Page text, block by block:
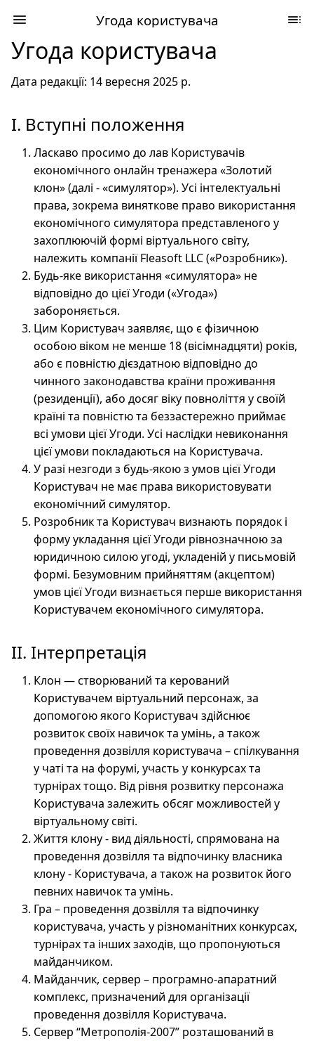
Угода користувача
Угода користувача
Дата редакції: 14 вересня 2025 р.
I. Вступні положення
Ласкаво просимо до лав Користувачів
економічного онлайн тренажера «Золотий
клон» (далі - «симулятор»). Усі інтелектуальні
права, зокрема виняткове право використання
економічного симулятора представленого у
захоплюючій формі віртуального світу,
належить компанії Fleasoft LLC («Розробник»).
Будь-яке використання «симулятора» не
відповідно до цієї Угоди («Угода»)
забороняється.
Цим Користувач заявляє, що є фізичною
особою віком не менше 18 (вісімнадцяти) років,
або є повністю дієздатною відповідно до
чинного законодавства країни проживання
(резиденції), або досяг віку повноліття у своїй
країні та повністю та беззастережно приймає
всі умови цієї Угоди. Усі наслідки невиконання
цієї умови покладаються на Користувача.
У разі незгоди з будь-якою з умов цієї Угоди
Користувач не має права використовувати
економічний симулятор.
Розробник та Користувач визнають порядок і
форму укладання цієї Угоди рівнозначною за
юридичною силою угоді, укладеній у письмовій
формі. Безумовним прийняттям (акцептом)
умов цієї Угоди визнається перше використання
Користувачем економічного симулятора.
ІІ. Інтерпретація
Клон — створюваний та керований
Користувачем віртуальний персонаж, за
допомогою якого Користувач здійснює
розвиток своїх навичок та умінь, а також
проведення дозвілля користувача – спілкування
у чаті та на форумі, участь у конкурсах та
турнірах тощо. Від рівня розвитку персонажа
Користувача залежить обсяг можливостей у
віртуальному світі.
Життя клону - вид діяльності, спрямована на
проведення дозвілля та відпочинку власника
клону - Користувача, а також на розвиток його
певних навичок та умінь.
Гра – проведення дозвілля та відпочинку
користувача, участь у різноманітних конкурсах,
турнірах та інших заходів, що пропонуються
майданчиком.
Майданчик, сервер – програмно-апаратний
комплекс, призначений для організації
проведення дозвілля Користувача.
Сервер “Метрополія-2007” розташований в